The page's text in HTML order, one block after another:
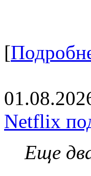
[
Netflix
Еще